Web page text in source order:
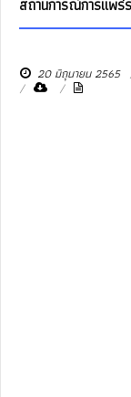
สถานการณ์การแพร่
20 มิถุนายน 2565